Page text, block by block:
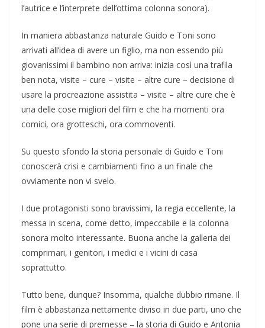
l’autrice e l’interprete dell’ottima colonna sonora).
In maniera abbastanza naturale Guido e Toni sono
arrivati all’idea di avere un figlio, ma non essendo più
giovanissimi il bambino non arriva: inizia così una trafila
ben nota, visite – cure – visite – altre cure – decisione di
usare la procreazione assistita – visite – altre cure che è
una delle cose migliori del film e che ha momenti ora
comici, ora grotteschi, ora commoventi.
Su questo sfondo la storia personale di Guido e Toni
conoscerà crisi e cambiamenti fino a un finale che
ovviamente non vi svelo.
I due protagonisti sono bravissimi, la regia eccellente, la
messa in scena, come detto, impeccabile e la colonna
sonora molto interessante. Buona anche la galleria dei
comprimari, i genitori, i medici e i vicini di casa
soprattutto.
Tutto bene, dunque? Insomma, qualche dubbio rimane. Il
film è abbastanza nettamente diviso in due parti, uno che
pone una serie di premesse – la storia di Guido e Antonia